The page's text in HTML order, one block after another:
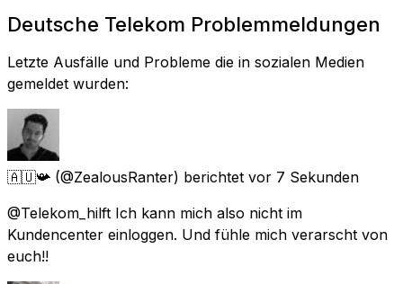
Deutsche Telekom Problemmeldungen
Letzte Ausfälle und Probleme die in sozialen Medien
gemeldet wurden:
🇦🇺📯 (@ZealousRanter) berichtet vor 7 Sekunden
@Telekom_hilft Ich kann mich also nicht im
Kundencenter einloggen. Und fühle mich verarscht von
euch!!